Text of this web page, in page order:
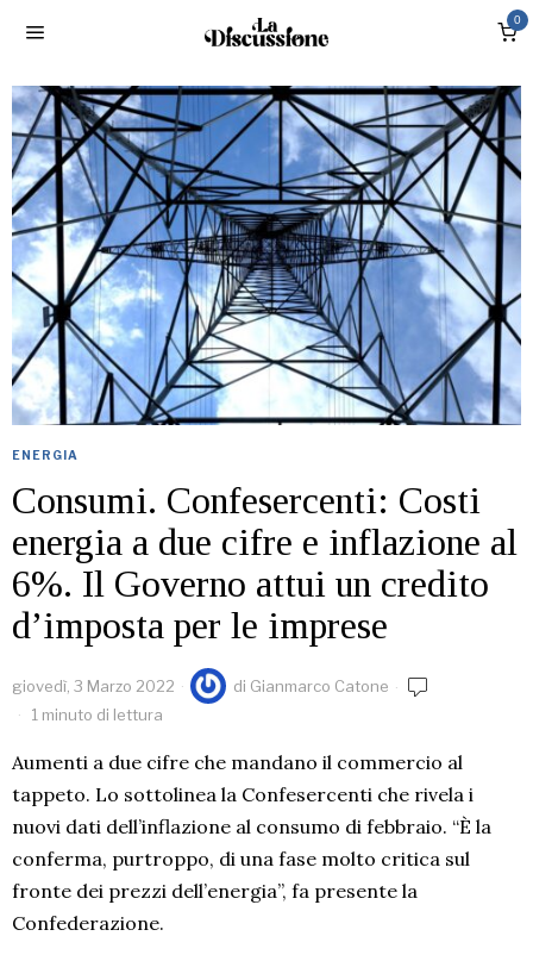
0
ENERGIA
Consumi. Confesercenti: Costi
energia a due cifre e inflazione al
6%. Il Governo attui un credito
d’imposta per le imprese
giovedì, 3 Marzo 2022 di Gianmarco Catone
1 minuto di lettura
Aumenti a due cifre che mandano il commercio al
tappeto. Lo sottolinea la Confesercenti che rivela i
nuovi dati dell’inflazione al consumo di febbraio. “È la
conferma, purtroppo, di una fase molto critica sul
fronte dei prezzi dell’energia”, fa presente la
Confederazione.